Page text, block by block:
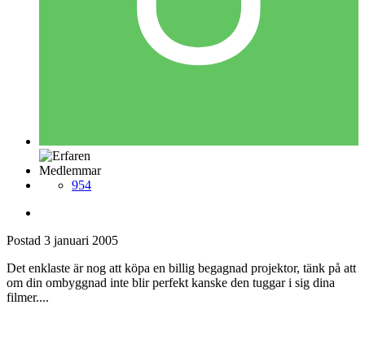
Medlemmar
954
Postad 3 januari 2005
Det enklaste är nog att köpa en billig begagnad projektor, tänk på att
om din ombyggnad inte blir perfekt kanske den tuggar i sig dina
filmer....